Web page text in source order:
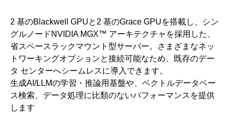
2 基のBlackwell GPUと2 基のGrace GPUを搭載し、シン
グルノードNVIDIA MGX™ アーキテクチャを採用した、
省スペースラックマウント型サーバー。さまざまなネッ
トワーキングオプションと接続可能なため、既存のデー
タ センターへシームレスに導入できます。
生成AI/LLMの学習・推論用基盤や、ベクトルデータベー
ス検索、データ処理に比類のないパフォーマンスを提供
します